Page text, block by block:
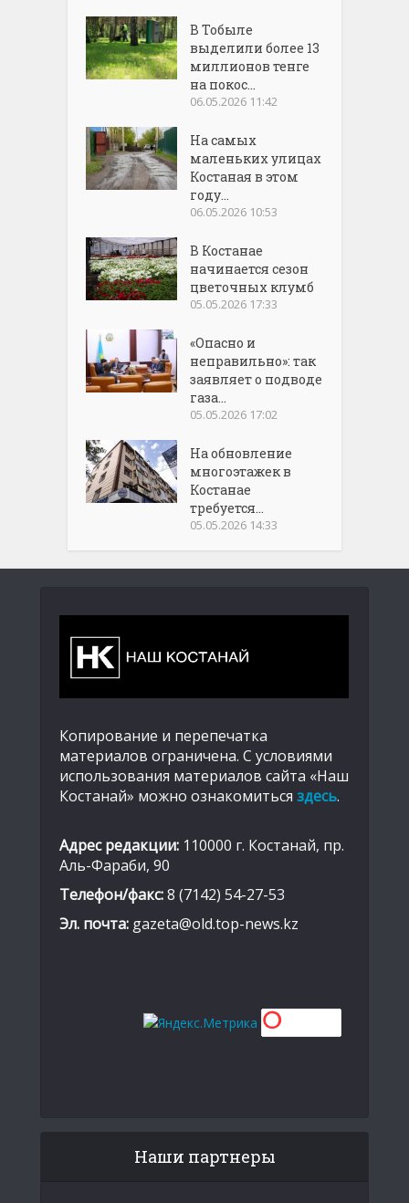
В Тобыле
выделили более 13
миллионов тенге
на покос...
06.05.2026 11:42
На самых
маленьких улицах
Костаная в этом
году...
06.05.2026 10:53
В Костанае
начинается сезон
цветочных клумб
05.05.2026 17:33
«Опасно и
неправильно»: так
заявляет о подводе
газа...
05.05.2026 17:02
На обновление
многоэтажек в
Костанае
требуется...
05.05.2026 14:33
Копирование и перепечатка
материалов ограничена. С условиями
использования материалов сайта «Наш
Костанай» можно ознакомиться здесь.
Адрес редакции: 110000 г. Костанай, пр.
Аль-Фараби, 90
Телефон/факс:8 (7142) 54-27-53
Эл. почта: gazeta@old.top-news.kz
Наши партнеры